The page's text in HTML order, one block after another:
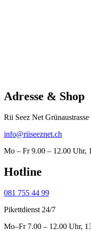
Adresse & Shop
Rii Seez Net
info@riiseeznet.ch
Mo – Fr 9.00 – 12.00 Uhr,
Hotline
081 755 44 99
Pikettdienst 24/7
Mo–Fr 7.00 – 12.00 Uhr,